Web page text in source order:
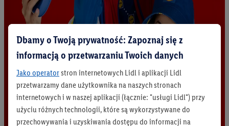
Dbamy o Twoją prywatność: Zapoznaj się z
informacją o przetwarzaniu Twoich danych
Jako operatorstron internetowych Lidl i aplikacji Lidl
przetwarzamy dane użytkownika na naszych stronach
internetowych i w naszej aplikacji (łącznie: "usługi Lidl") przy
użyciu różnych technologii, które są wykorzystywane do
przechowywania i uzyskiwania dostępu do informacji na